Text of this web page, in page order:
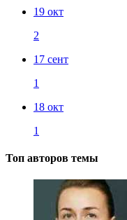
19 окт
2
17 сент
1
18 окт
1
Топ авторов темы